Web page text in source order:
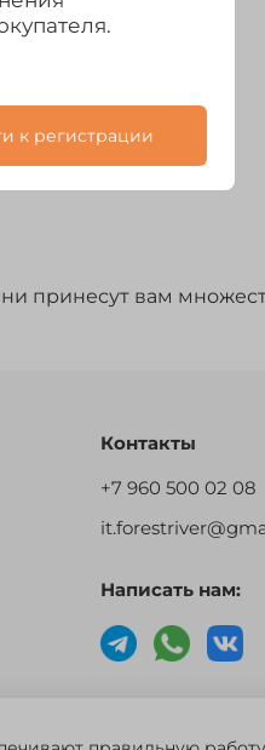
принесут вам
Контакты
+7 960 500 02 08
Написать нам:
о рег. тов. зн. № 756494
к регистрации